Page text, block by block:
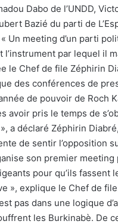
Dabo de l’UNDD,
Bazié du parti de
Un meeting d’un parti
l’instrument par lequel il
le Chef de file Zéphirin
des conférences de
de pouvoir de Roch
avoir pris le temps de
a déclaré Zéphirin
de sentir l’opposition
son premier
pour qu’ils fassent
», explique le Chef de
pas dans une logique
les Burkinabè. De